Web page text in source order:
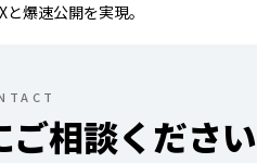
爆速公開を実現。
ご相談ください